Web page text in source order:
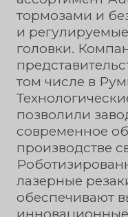
тормозами и
и
головки.
том числе в
позволили
современное
производстве
лазерные
обеспечивают